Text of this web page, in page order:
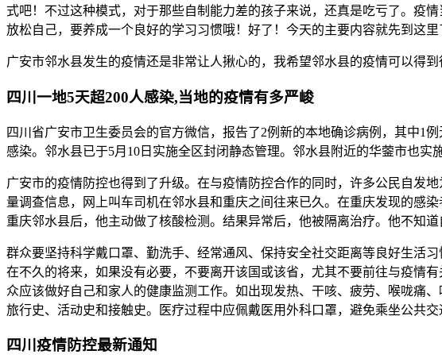
式吧！不过这种模式，对于那些自制能力差的孩子来说，还真是吃亏了。疫
放松自己，要养成一个良好的学习习惯哦！好了！今天的主要内容就先到这里
广安市邻水县发生的疫情还是非常让人揪心的，我希望邻水县的疫情可以得
四川一地5天超200人感染,当地的疫情有多严峻
四川省广安市卫生委员会的官方微信，报告了2例新的本地确诊病例，其中1
感染。邻水县已于5月10日实施全区封闭静态管理。邻水县附近的华蓥市也实
广安市的疫情防控也得到了升级。在与疫情防控合作的同时，许多公民自发
量调查信息，网上叫车司机在邻水县和重庆之间往来已久。在重庆发现的感
重庆邻水县后，他主动做了核酸检测。结果异常后，他被隔离治疗。他不知
群众要坚持科学戴口罩、勤洗手、经常通风、保持安全社交距离等良好生活
在不久的将来，如果没有必要，不要离开该国或该省，尤其不要前往与疫情
众应该做好自己和家人的健康监测工作。如出现发热、干咳、疲劳、喉咙痛
旅行史、活动史和接触史。医疗过程中应佩戴医用外科口罩，避免乘坐公共交
四川疫情防控最新通知